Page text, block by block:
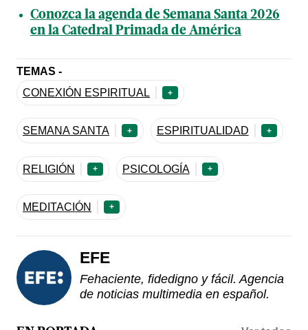
Conozca la agenda de Semana Santa 2026
en la Catedral Primada de América
TEMAS -
CONEXIÓN ESPIRITUAL
+
SEMANA SANTA + ESPIRITUALIDAD +
RELIGIÓN + PSICOLOGÍA +
MEDITACIÓN +
EFE
Fehaciente, fidedigno y fácil. Agencia
de noticias multimedia en español.